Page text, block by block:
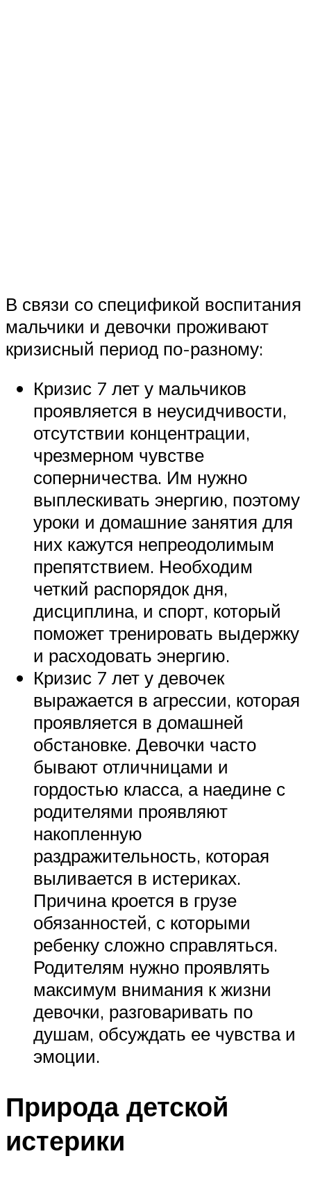
В связи со спецификой воспитания
мальчики и девочки проживают
кризисный период по-разному:
Кризис 7 лет у мальчиков
проявляется в неусидчивости,
отсутствии концентрации,
чрезмерном чувстве
соперничества. Им нужно
выплескивать энергию, поэтому
уроки и домашние занятия для
них кажутся непреодолимым
препятствием. Необходим
четкий распорядок дня,
дисциплина, и спорт, который
поможет тренировать выдержку
и расходовать энергию.
Кризис 7 лет у девочек
выражается в агрессии, которая
проявляется в домашней
обстановке. Девочки часто
бывают отличницами и
гордостью класса, а наедине с
родителями проявляют
накопленную
раздражительность, которая
выливается в истериках.
Причина кроется в грузе
обязанностей, с которыми
ребенку сложно справляться.
Родителям нужно проявлять
максимум внимания к жизни
девочки, разговаривать по
душам, обсуждать ее чувства и
эмоции.
Природа детской
истерики